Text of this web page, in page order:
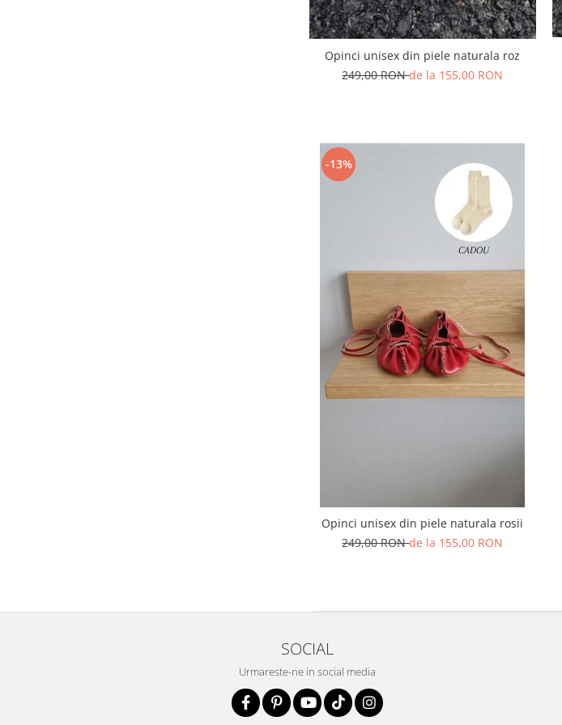
Opinci unisex din piele naturala roz
249,00 RONde la 155,00 RON
-13%
Opinci unisex din piele naturala rosii
249,00 RONde la 155,00 RON
SOCIAL
Urmareste-ne in social media